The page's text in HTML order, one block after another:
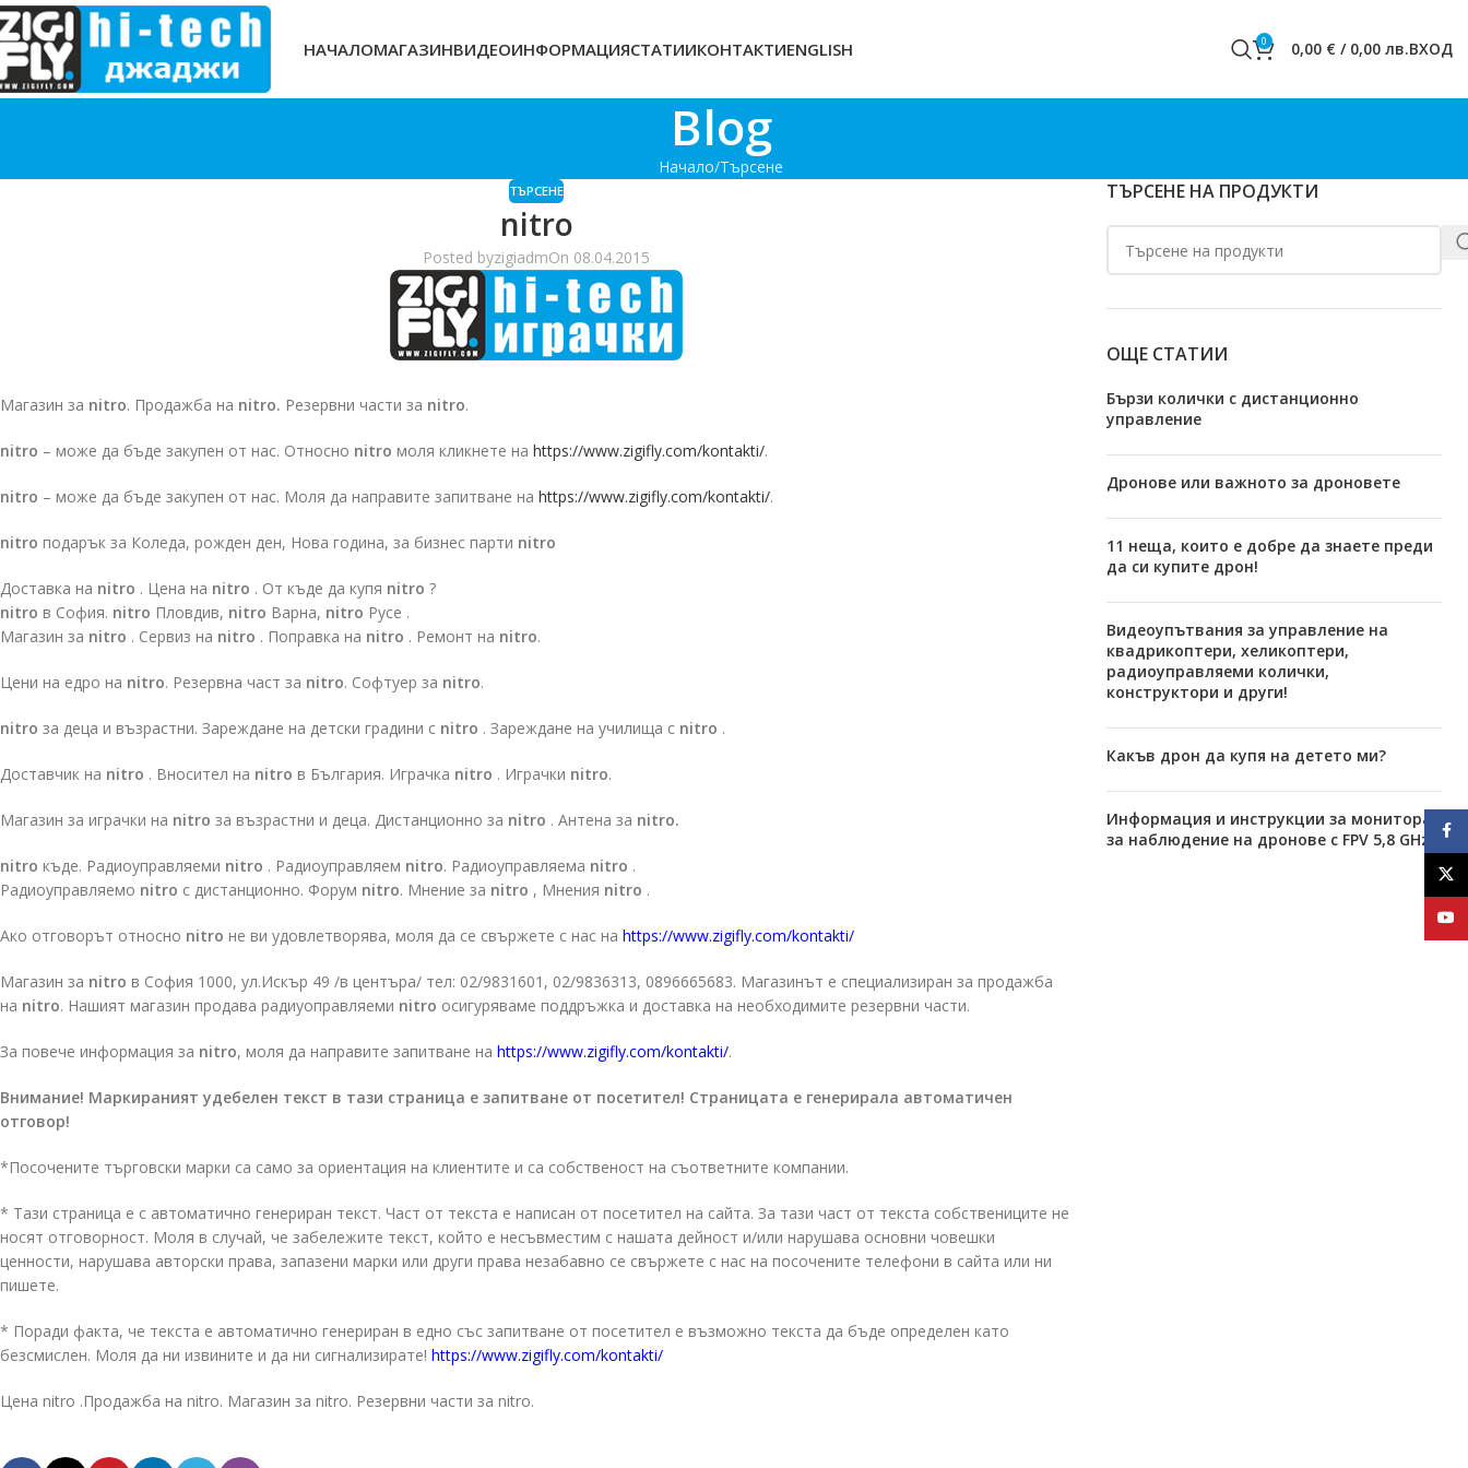
НАЧАЛОМАГАЗИНВИДЕОИНФОРМАЦИЯСТАТИИКОНТАКТИENGLISH 0 0,00 € / 0,00 лв.ВХОД
Blog
Начало Търсене
ТЪРСЕНЕ
nitro
Posted byzigiadmOn 08.04.2015
Магазин за nitro. Продажба на nitro. Резервни части за nitro.
nitro – може да бъде закупен от нас. Относно nitro моля кликнете на https://www.zigifly.com/kontakti/.
nitro – може да бъде закупен от нас. Моля да направите запитване на https://www.zigifly.com/kontakti/.
nitro подарък за Коледа, рожден ден, Нова година, за бизнес парти nitro
Доставка на nitro . Цена на nitro . От къде да купя nitro ?
nitro в София. nitro Пловдив, nitro Варна, nitro Русе .
Магазин за nitro . Сервиз на nitro . Поправка на nitro . Ремонт на nitro.
Цени на едро на nitro. Резервна част за nitro. Софтуер за nitro.
nitro за деца и възрастни. Зареждане на детски градини с nitro . Зареждане на училища с nitro .
Доставчик на nitro . Вносител на nitro в България. Играчка nitro . Играчки nitro.
Магазин за играчки на nitro за възрастни и деца. Дистанционно за nitro . Антена за nitro.
nitro къде. Радиоуправляеми nitro . Радиоуправляем nitro. Радиоуправляема nitro .
Радиоуправляемо nitro с дистанционно. Форум nitro. Мнение за nitro , Мнения nitro .
Ако отговорът относно nitro не ви удовлетворява, моля да се свържете с нас на https://www.zigifly.com/kontakti/
Магазин за nitro в София 1000, ул.Искър 49 /в центъра/ тел: 02/9831601, 02/9836313, 0896665683. Магазинът е специализиран за продажба
на nitro. Нашият магазин продава радиуоправляеми nitro осигуряваме поддръжка и доставка на необходимите резервни части.
За повече информация за nitro, моля да направите запитване на https://www.zigifly.com/kontakti/.
Внимание! Маркираният удебелен текст в тази страница е запитване от посетител! Страницата е генерирала автоматичен
отговор!
*Посочените търговски марки са само за ориентация на клиентите и са собственост на съответните компании.
* Тази страница е с автоматично генериран текст. Част от текста е написан от посетител на сайта. За тази част от текста собствениците не
носят отговорност. Моля в случай, че забележите текст, който е несъвместим с нашата дейност и/или нарушава основни човешки
ценности, нарушава авторски права, запазени марки или други права незабавно се свържете с нас на посочените телефони в сайта или ни
пишете.
* Поради факта, че текста е автоматично генериран в едно със запитване от посетител е възможно текста да бъде определен като
безсмислен. Моля да ни извините и да ни сигнализирате! https://www.zigifly.com/kontakti/
Цена nitro .Продажба на nitro. Магазин за nitro. Резервни части за nitro.
ТЪРСЕНЕ НА ПРОДУКТИ
ОЩЕ СТАТИИ
Бързи колички с дистанционно
управление
Дронове или важното за дроновете
11 неща, които е добре да знаете преди
да си купите дрон!
Видеоупътвания за управление на
квадрикоптери, хеликоптери,
радиоуправляеми колички,
конструктори и други!
Какъв дрон да купя на детето ми?
Информация и инструкции за монитора
за наблюдение на дронове с FPV 5,8 GHz